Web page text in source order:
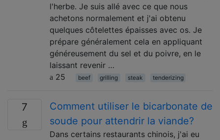
l'herbe. Je suis allé avec ce que nous
achetons normalement et j'ai obtenu
quelques côtelettes épaisses avec os. Je
prépare généralement cela en appliquant
généreusement du sel et du poivre, en le
laissant revenir …
25
beef grilling steak tenderizing
7
Comment utiliser le bicarbonate de
soude pour attendrir la viande?
Dans certains restaurants chinois, j'ai eu